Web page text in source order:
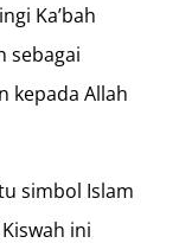
Ka’bah
sebagai
kepada Allah
simbol Islam
ini